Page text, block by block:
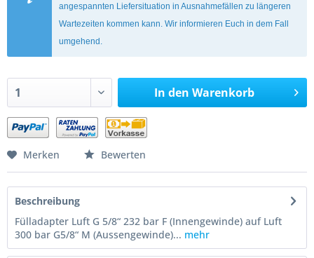
angespannten Liefersituation in Ausnahmefällen zu längeren
Wartezeiten kommen kann. Wir informieren Euch in dem Fall
umgehend.
In den Warenkorb
Merken Bewerten
Beschreibung
Fülladapter Luft G 5/8“ 232 bar F (Innengewinde) auf Luft
300 bar G5/8“ M (Aussengewinde)... mehr